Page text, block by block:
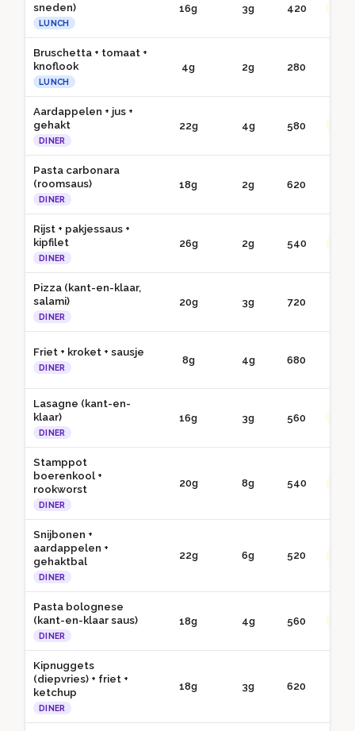
sneden)
LUNCH
16g 3g 420
Bruschetta + tomaat +
knoflook
LUNCH
4g 2g 280
Aardappelen + jus +
gehakt
DINER
22g 4g 580
Pasta carbonara
(roomsaus)
DINER
18g 2g 620
Rijst + pakjessaus +
kipfilet
DINER
26g 2g 540
Pizza (kant-en-klaar,
salami)
DINER
20g 3g 720
Friet + kroket + sausje
DINER
8g 4g 680
Lasagne (kant-en-
klaar)
DINER
16g 3g 560
Stamppot
boerenkool +
rookworst
DINER
20g 8g 540
Snijbonen +
aardappelen +
gehaktbal
DINER
22g 6g 520
Pasta bolognese
(kant-en-klaar saus)
DINER
18g 4g 560
Kipnuggets
(diepvries) + friet +
ketchup
DINER
18g 3g 620